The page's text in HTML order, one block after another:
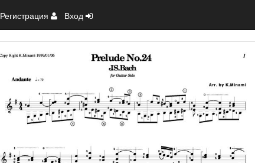
Регистрация Вход